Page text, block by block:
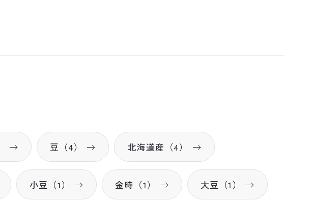
豆（4） 北海道産（4）
小豆（1） 金時（1） 大豆（1）